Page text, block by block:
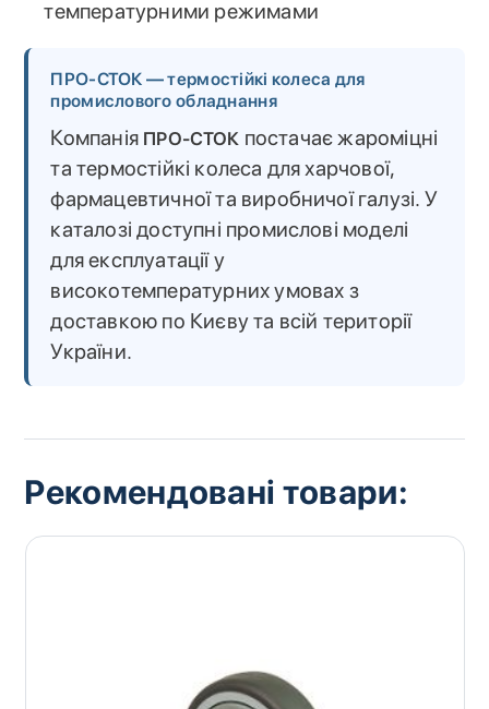
температурними режимами
ПРО-СТОК — термостійкі колеса для
промислового обладнання
Компанія ПРО-СТОК постачає жароміцні
та термостійкі колеса для харчової,
фармацевтичної та виробничої галузі. У
каталозі доступні промислові моделі
для експлуатації у
високотемпературних умовах з
доставкою по Києву та всій території
України.
Рекомендовані товари: